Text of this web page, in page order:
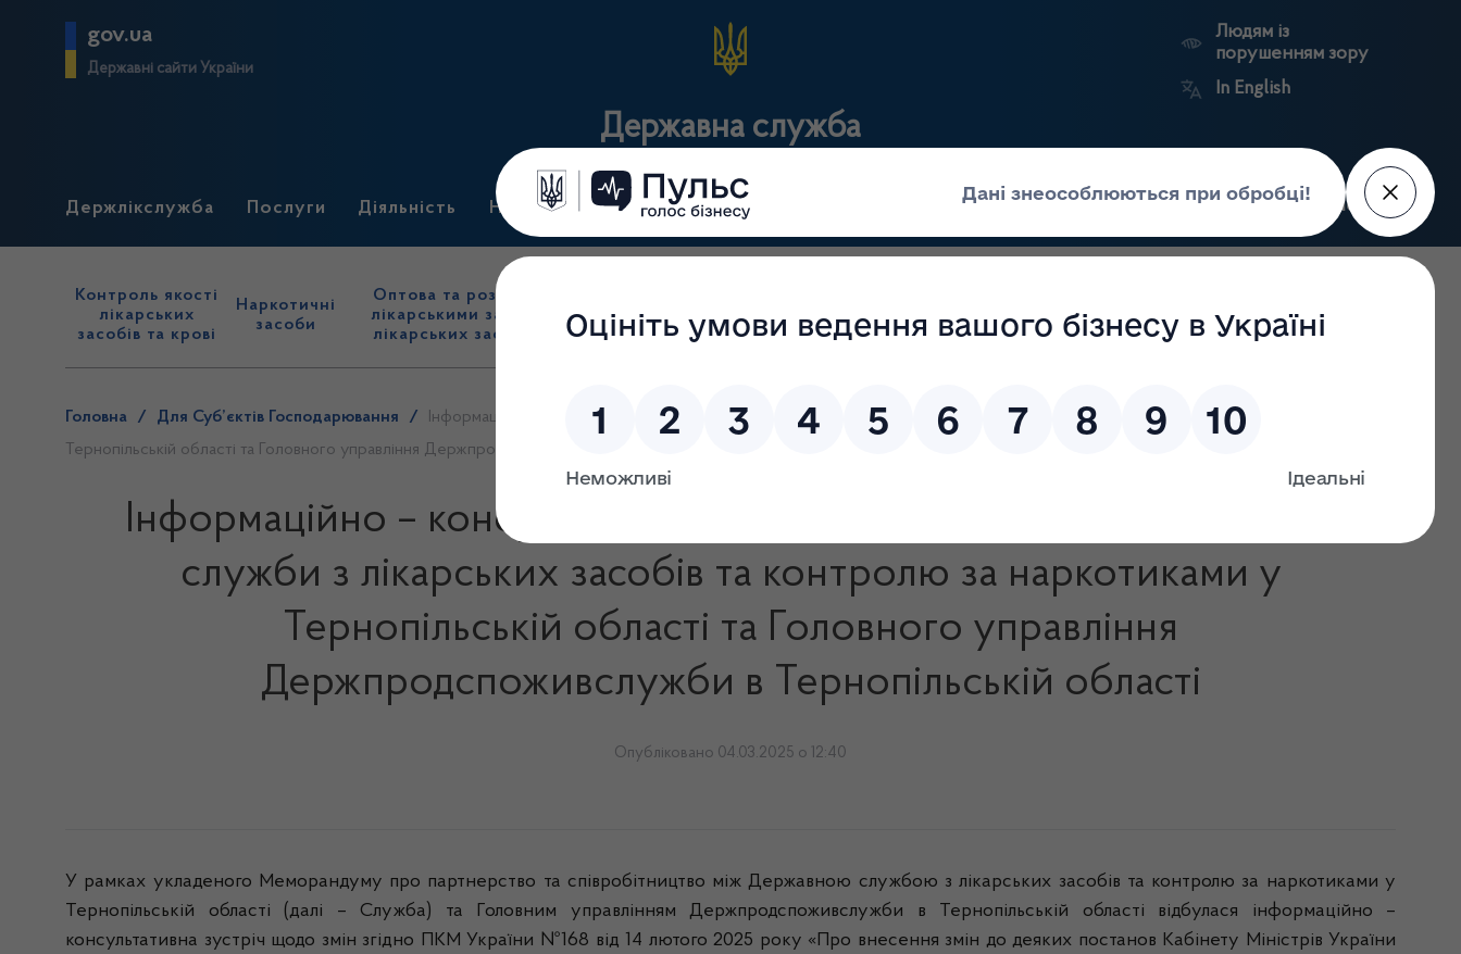
gov.ua
Державні сайти України
Державна служба
Людям із
порушенням зору
In English
Держлікслужба Послуги Діяльність Нормативні документи Для громадськості Прес-центр Пошук
Контроль якості
лікарських
засобів та крові
Наркотичні
засоби
Оптова та роздрібна торгівля
лікарськими засобами, імпорт
лікарських засобів (крім АФІ)
нагляд
(контроль)
засобів, крові та
сертифікація
нагляд
реєстри
портал
Держлікслужби
Головна / Для Суб’єктів Господарювання /
Інформаційно – консультативна зустріч представників Державної служби з лікарських засобів та контролю за наркотиками у
Тернопільській області та Головного управління Держпродспоживслужби в Тернопільській області
Інформаційно – консультативна зустріч представників Державної
служби з лікарських засобів та контролю за наркотиками у
Тернопільській області та Головного управління
Держпродспоживслужби в Тернопільській області
Опубліковано 04.03.2025 о 12:40
У рамках укладеного Меморандуму про партнерство та співробітництво між Державною службою з лікарських засобів та контролю за наркотиками у
Тернопільській області (далі – Служба) та Головним управлінням Держпродспоживслужби в Тернопільській області відбулася інформаційно –
консультативна зустріч щодо змін згідно ПКМ України №168 від 14 лютого 2025 року «Про внесення змін до деяких постанов Кабінету Міністрів України